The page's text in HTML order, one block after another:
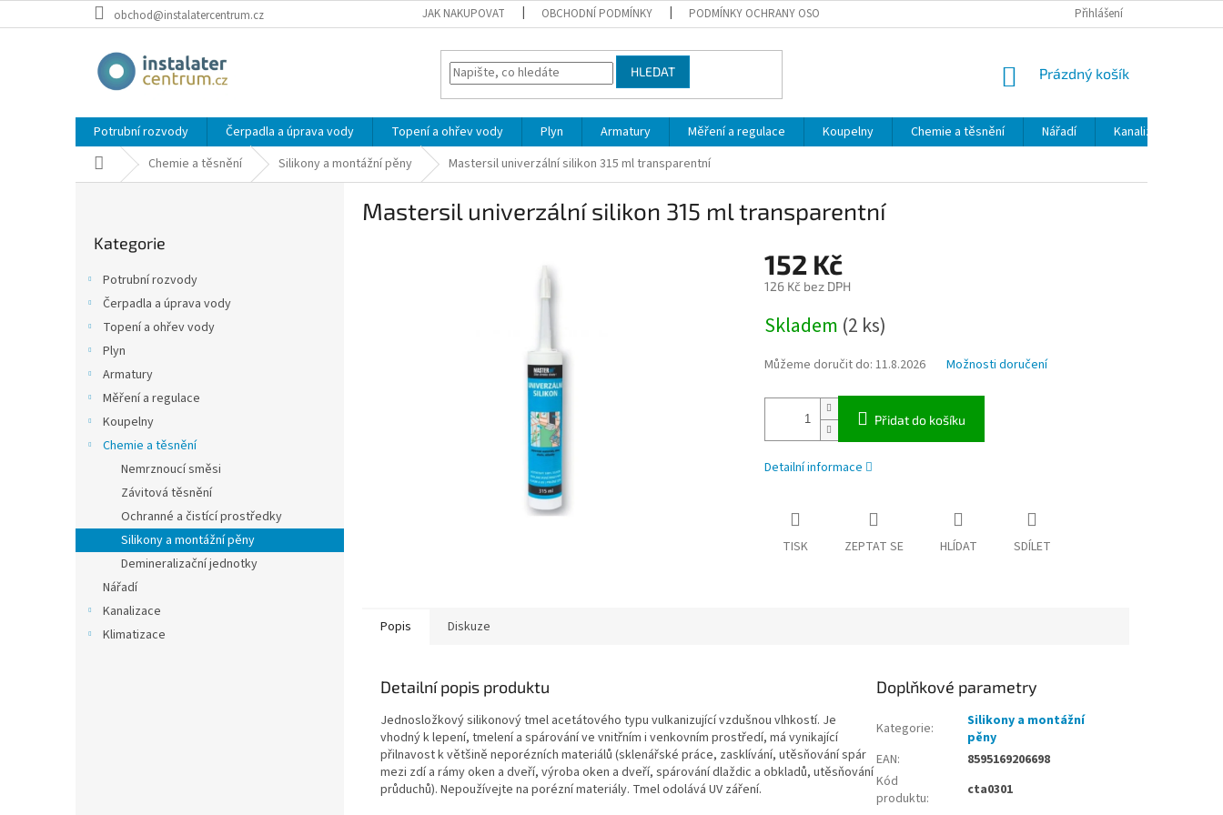
na
obchod@instalatercentrum.cz JAK NAKUPOVAT OBCHODNÍ PODMÍNKY PODMÍNKY OCHRANY OSOBNÍCH ÚDAJŮ MOJE OBJEDNÁVKA
Přihlášení
HLEDAT
NÁKUPNÍ
Prázdný košík
Potrubní rozvody Čerpadla a úprava vody Topení a ohřev vody Plyn Armatury Měření a regulace Koupelny Chemie a těsnění Nářadí Kanalizace
Domů Chemie a těsnění Silikony a montážní pěny Mastersil univerzální silikon 315 ml transparentní
kategorie
Kategorie
Potrubní rozvody
Čerpadla a úprava vody
Topení a ohřev vody
Plyn
Armatury
Měření a regulace
Koupelny
Chemie a těsnění
Nemrznoucí směsi
Závitová těsnění
Ochranné a čistící prostředky
Silikony a montážní pěny
Demineralizační jednotky
Nářadí
Kanalizace
Klimatizace
Mastersil univerzální silikon 315 ml transparentní
152 Kč
126 Kč bez DPH
cena:
Skladem (2 ks)
Můžeme doručit do: 11.8.2026 Možnosti doručení
Přidat do košíku
Detailní informace
TISK ZEPTAT SE HLÍDAT SDÍLET
Popis Diskuze
Detailní popis produktu
Jednosložkový silikonový tmel acetátového typu vulkanizující vzdušnou vlhkostí. Je
vhodný k lepení, tmelení a spárování ve vnitřním i venkovním prostředí, má vynikající
přilnavost k většině neporézních materiálů (sklenářské práce, zasklívání, utěsňování spár
mezi zdí a rámy oken a dveří, výroba oken a dveří, spárování dlaždic a obkladů, utěsňování
průduchů). Nepoužívejte na porézní materiály. Tmel odolává UV záření.
Doplňkové parametry
Kategorie:
Silikony a montážní
pěny
EAN:
8595169206698
Kód
produktu: cta0301